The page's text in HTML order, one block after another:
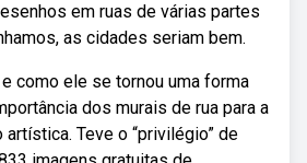
em ruas de várias partes
as cidades seriam bem.
como ele se tornou uma forma
dos murais de rua para a
Teve o “privilégio” de